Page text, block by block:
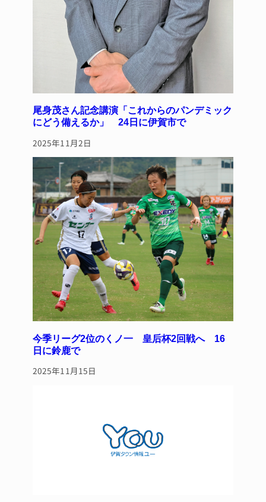
尾身茂さん記念講演「これからのパンデミック
にどう備えるか」 24日に伊賀市で
2025年11月2日
今季リーグ2位のくノ一 皇后杯2回戦へ 16
日に鈴鹿で
2025年11月15日